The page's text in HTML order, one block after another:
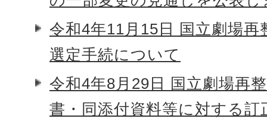
令和4年11月15日 国立劇場再
選定手続について
令和4年8月29日 国立劇場再
書・同添付資料等に対する